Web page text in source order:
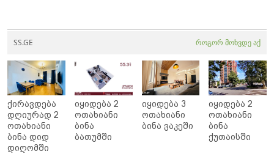
SS.GE როგორ მოხვდე აქ
ქირავდება
დღიურად 2
ოთახიანი
ბინა დიდ
დიღომში
იყიდება 2
ოთახიანი
ბინა
ბათუმში
იყიდება 3
ოთახიანი
ბინა ვაკეში
იყიდება 2
ოთახიანი
ბინა
ქუთაისში